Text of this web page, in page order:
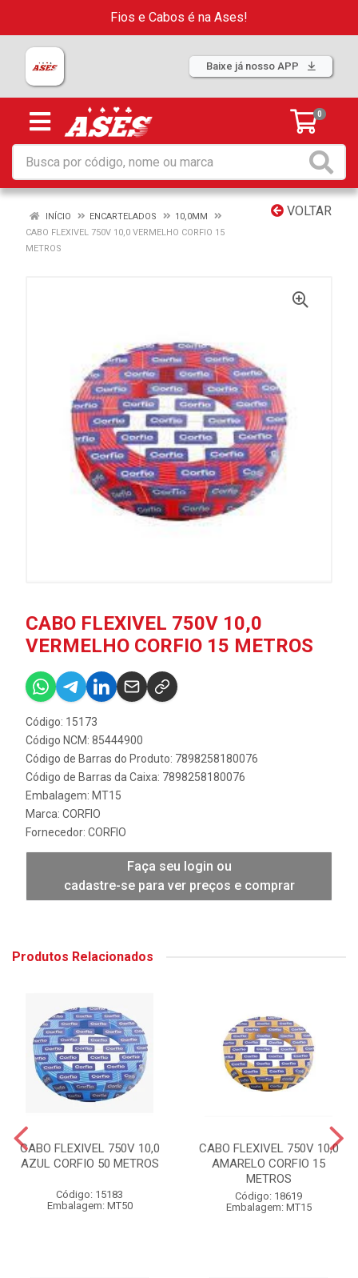
Fios e Cabos é na Ases!
Baixe já nosso APP
0
VOLTAR
INÍCIO ENCARTELADOS
10,0MM
CABO FLEXIVEL 750V 10,0 VERMELHO CORFIO 15
METROS
CABO FLEXIVEL 750V 10,0
VERMELHO CORFIO 15 METROS
Código: 15173
Código NCM: 85444900
Código de Barras do Produto: 7898258180076
Código de Barras da Caixa: 7898258180076
Embalagem: MT15
Marca: CORFIO
Fornecedor: CORFIO
Faça seu login ou
cadastre-se para ver preços e comprar
Produtos Relacionados
CABO FLEXIVEL 750V 10,0
AZUL CORFIO 50 METROS
Código: 15183
Embalagem: MT50
CABO FLEXIVEL 750V 10,0
AMARELO CORFIO 15
METROS
Código: 18619
Embalagem: MT15